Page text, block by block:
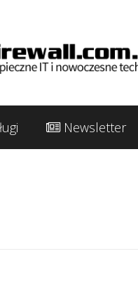
Newsletter